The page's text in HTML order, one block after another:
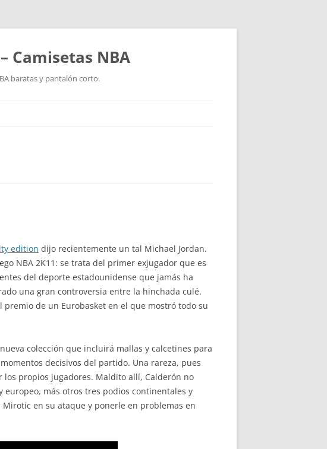
Camisetas NBA
baratas y pantalón corto.
edition dijo recientemente un tal Michael Jordan.
NBA 2K11: se trata del primer exjugador que es
del deporte estadounidense que jamás ha
una gran controversia entre la hinchada culé.
de un Eurobasket en el que mostró todo su
colección que incluirá mallas y calcetines para
decisivos del partido. Una rareza, pues
propios jugadores. Maldito allí, Calderón no
más otros tres podios continentales y
en su ataque y ponerle en problemas en